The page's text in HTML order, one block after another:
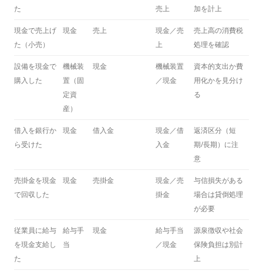
た
売上
加を計上
現金で売上げ
た（小売）
現金 売上
現金／売
上
売上高の消費税
処理を確認
設備を現金で
購入した
機械装
置（固
定資
産）
現金
機械装置
／現金
資本的支出か費
用化かを見分け
る
借入を銀行か
ら受けた
現金 借入金
現金／借
入金
返済区分（短
期/長期）に注
意
売掛金を現金
で回収した
現金 売掛金
現金／売
掛金
与信損失がある
場合は貸倒処理
が必要
従業員に給与
を現金支給し
た
給与手
当
現金
給与手当
／現金
源泉徴収や社会
保険負担は別計
上